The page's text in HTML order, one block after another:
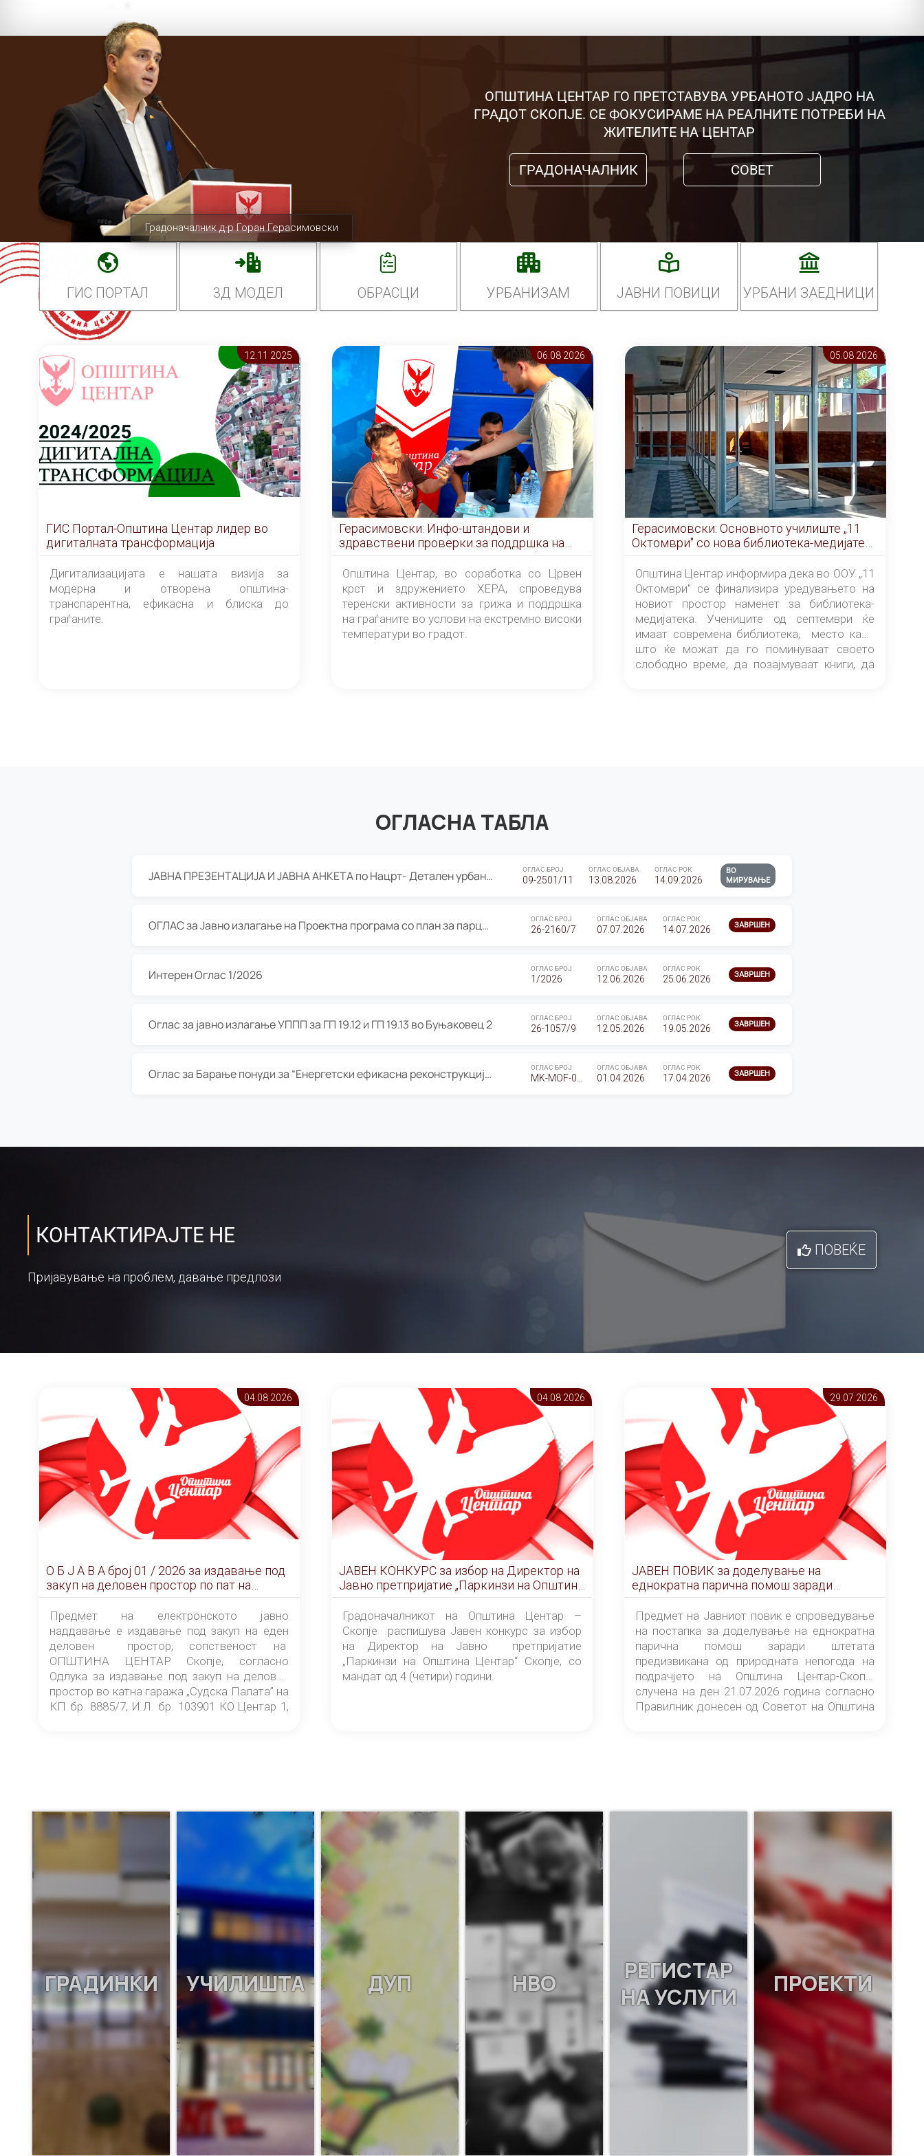
Градоначалник д-р Горан Герасимовски
ОПШТИНА ЦЕНТАР ГО ПРЕТСТАВУВА УРБАНОТО ЈАДРО НА
ГРАДОТ СКОПЈЕ. СЕ ФОКУСИРАМЕ НА РЕАЛНИТЕ ПОТРЕБИ НА
ЖИТЕЛИТЕ НА ЦЕНТАР
ГРАДОНАЧАЛНИК СОВЕТ
ГИС ПОРТАЛ 3Д МОДЕЛ ОБРАСЦИ УРБАНИЗАМ ЈАВНИ ПОВИЦИ УРБАНИ ЗАЕДНИЦИ
12.11 2025
ГИС Портал-Општина Центар лидер во
дигиталната трансформација
Дигитализацијата е нашата визија за
модерна и отворена општина-
транспарентна, ефикасна и блиска до
граѓаните.
06.08 2026
Герасимовски: Инфо-штандови и
здравствени проверки за поддршка на
граѓаните во услови на топлотен бран
Општина Центар, во соработка со Црвен
крст и здружението ХЕРА, спроведува
теренски активности за грижа и поддршка
на граѓаните во услови на екстремно високи
температури во градот.
05.08 2026
Герасимовски: Основното училиште „11
Октомври" со нова библиотека-медијатека
од септември
Општина Центар информира дека во ООУ „11
Октомври" се финализира уредувањето на
новиот простор наменет за библиотека-
медијатека. Учениците од септември ќе
имаат современа библиотека, место каде
што ќе можат да го поминуваат своето
слободно време, да позајмуваат книги, да
ОГЛАСНА ТАБЛА
ЈАВНА ПРЕЗЕНТАЦИЈА И ЈАВНА АНКЕТА по Нацрт- Детален урбанистички план Градска четврт Ј 05- Барутана, Општина Центар- Скопје, плански период 2025-2030 ОГЛАС БРОЈ
09-2501/11
ОГЛАС ОБЈАВА
13.08.2026
ОГЛАС РОК
14.09.2026
ВО
МИРУВАЊЕ
ОГЛАС за Јавно излагање на Проектна програма со план за парцелација за Урбанистички проект со план за парцелација за спојување на ГП 20.12 и ГП 20.37 од Изменување и дополнување на Детален урбанистички план Буњаковец 2, Општина Центар – Скопје ОГЛАС БРОЈ
26-2160/7
ОГЛАС ОБЈАВА
07.07.2026
ОГЛАС РОК
14.07.2026 ЗАВРШЕН
Интерен Оглас 1/2026 ОГЛАС БРОЈ
1/2026
ОГЛАС ОБЈАВА
12.06.2026
ОГЛАС РОК
25.06.2026 ЗАВРШЕН
Оглас за јавно излагање УППП за ГП 19.12 и ГП 19.13 во Буњаковец 2 ОГЛАС БРОЈ
26-1057/9
ОГЛАС ОБЈАВА
12.05.2026
ОГЛАС РОК
19.05.2026 ЗАВРШЕН
Оглас за Барање понуди за “Енергетски ефикасна реконструкција на објектот ООУ „Св. Кирил и Методиј" ОГЛАС БРОЈ ОГЛАС ОБЈАВА
01.04.2026
ОГЛАС РОК
17.04.2026 ЗАВРШЕН
КОНТАКТИРАЈТЕ НЕ
Пријавување на проблем, давање предлози
ПОВЕЌЕ
04.08 2026
О Б Ј А В А брoj 01 / 2026 за издавање под
закуп на деловен простор по пат на
ЕЛЕКТРОНСКО ЈАВНО НАДДАВАЊЕ
Предмет на електронското јавно
наддавање е издавање под закуп на еден
деловен простор, сопственост на
ОПШТИНА ЦЕНТАР Скопје, согласно
Одлука за издавање под закуп на деловен
простор во катна гаража „Судска Палата” на
КП бр. 8885/7, И.Л. бр. 103901 КО Центар 1,
понудувач.
04.08 2026
ЈАВЕН КОНКУРС за избор на Директор на
Јавно претпријатие „Паркинзи на Општина
Центар“ – Скопје
Градоначалникот на Општина Центар –
Скопје распишува Јавен конкурс за избор
на Директор на Јавно претпријатие
„Паркинзи на Општина Центар“ Скопје, со
мандат од 4 (четири) години.
29.07 2026
ЈАВЕН ПОВИК за доделување на
еднократна парична помош заради
штетата предизвикана од природната
непогода на подрачјето на Општина
Центар-Скопје случена на ден 21.07.2026
година
Предмет на Јавниот повик е спроведување
на постапка за доделување на еднократна
парична помош заради штетата
предизвикана од природната непогода на
подрачјето на Општина Центар-Скопје
случена на ден 21.07.2026 година согласно
Правилник донесен од Советот на Општина
ГРАДИНКИ УЧИЛИШТА ДУП НВО
РЕГИСТАР
НА УСЛУГИ
ПРОЕКТИ